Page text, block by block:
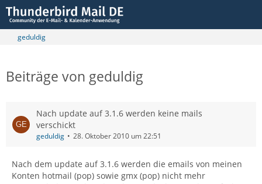
geduldig
Beiträge von geduldig
Nach update auf 3.1.6 werden keine mails
verschickt
geduldig 28. Oktober 2010 um 22:51
Nach dem update auf 3.1.6 werden die emails von meinen
Konten hotmail (pop) sowie gmx (pop) nicht mehr